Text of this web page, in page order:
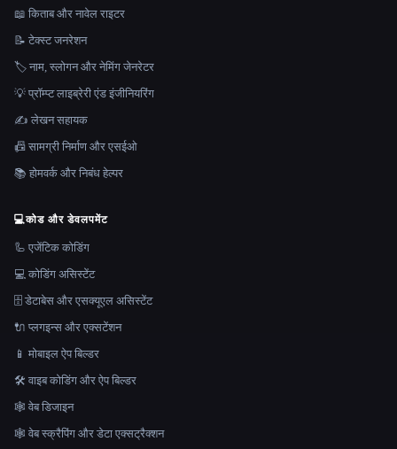
📖 किताब और नावेल राइटर
📝 टेक्स्ट जनरेशन
🏷️ नाम, स्लोगन और नेमिंग जेनरेटर
💡 प्रॉम्प्ट लाइब्रेरी एंड इंजीनियरिंग
✍️ लेखन सहायक
📠 सामग्री निर्माण और एसईओ
📚 होमवर्क और निबंध हेल्पर
💻कोड और डेवलपमेंट
🦾 एजेंटिक कोडिंग
💻 कोडिंग असिस्टेंट
🗄️ डेटाबेस और एसक्यूएल असिस्टेंट
🔌 प्लगइन्स और एक्सटेंशन
📱 मोबाइल ऐप बिल्डर
🛠️ वाइब कोडिंग और ऐप बिल्डर
🕸 वेब डिजाइन
🕸️ वेब स्क्रैपिंग और डेटा एक्सट्रैक्शन